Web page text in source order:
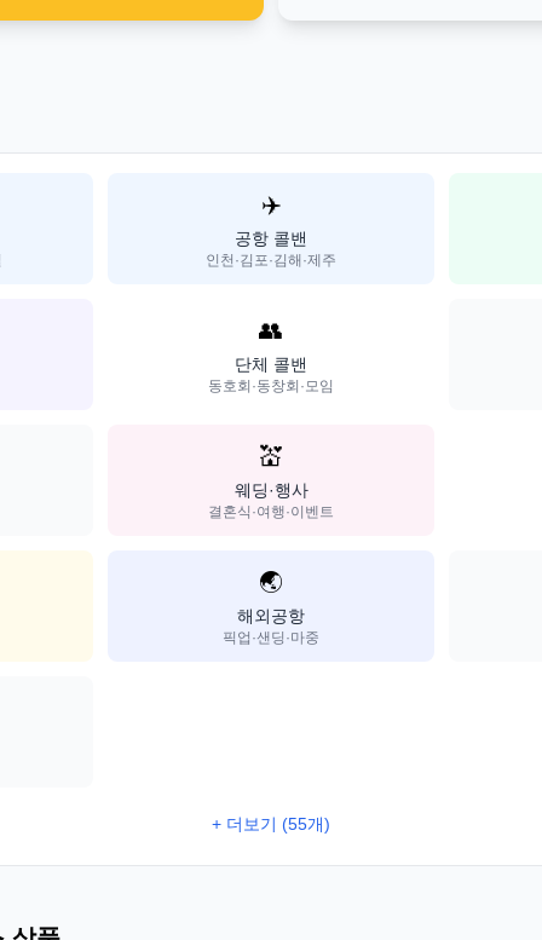
✈️
공항 콜밴
인천·김포·김해·제주
👥
단체 콜밴
동호회·동창회·모임
💒
웨딩·행사
결혼식·여행·이벤트
🌏
해외공항
픽업·샌딩·마중
+ 더보기 (55개)